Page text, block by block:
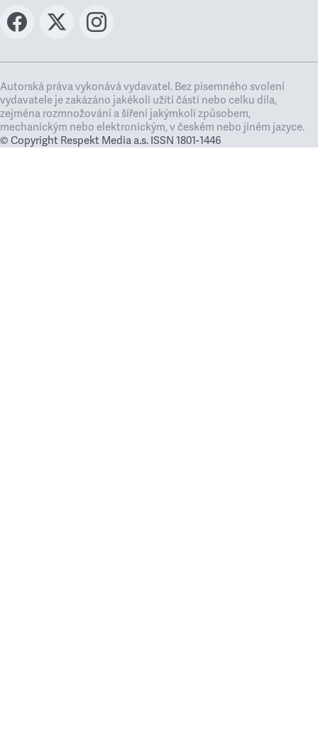
Autorská práva vykonává vydavatel. Bez písemného svolení
vydavatele je zakázáno jakékoli užití částí nebo celku díla,
zejména rozmnožování a šíření jakýmkoli způsobem,
mechanickým nebo elektronickým, v českém nebo jiném jazyce.
© Copyright Respekt Media a.s. ISSN 1801-1446